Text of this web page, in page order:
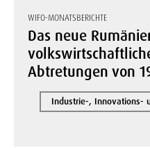
WIFO-MONATSBERICHTE
Das neue
Abtretungen von
Industrie-, Innovations-